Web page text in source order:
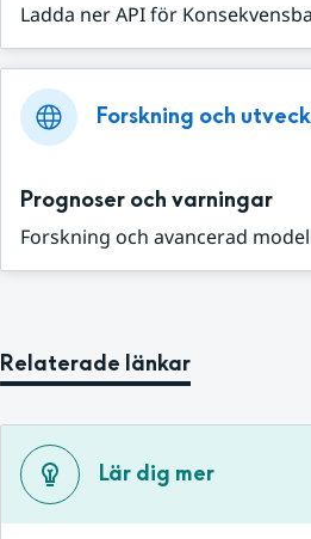
Ladda ner API för
Forskning och
Prognoser och varningar
Forskning och avancerad
Relaterade länkar
Lär dig mer